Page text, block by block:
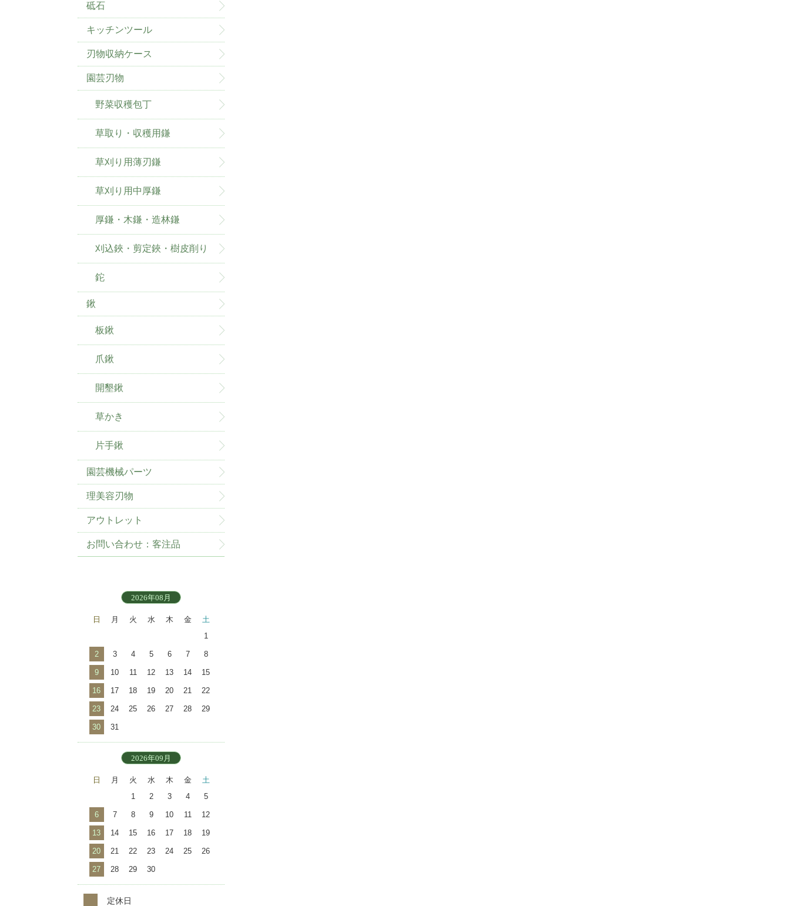
砥石
キッチンツール
刃物収納ケース
園芸刃物
野菜収穫包丁
草取り・収穫用鎌
草刈り用薄刃鎌
草刈り用中厚鎌
厚鎌・木鎌・造林鎌
刈込鋏・剪定鋏・樹皮削り
鉈
鍬
板鍬
爪鍬
開墾鍬
草かき
片手鍬
園芸機械パーツ
理美容刃物
アウトレット
お問い合わせ：客注品
2026年08月
日 月 火 水 木 金
土
1
2 3 4 5 6 7 8
9 10 11 12 13 14 15
16 17 18 19 20 21 22
23 24 25 26 27 28 29
30 31
2026年09月
日 月 火 水 木 金
土
1
2 3 4 5
6 7 8 9 10 11 12
13 14 15 16 17 18 19
20 21 22 23 24 25 26
27 28 29 30
定休日